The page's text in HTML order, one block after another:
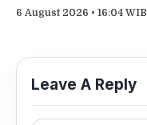
6 August 2026 • 16:04 WIB
Leave A Reply